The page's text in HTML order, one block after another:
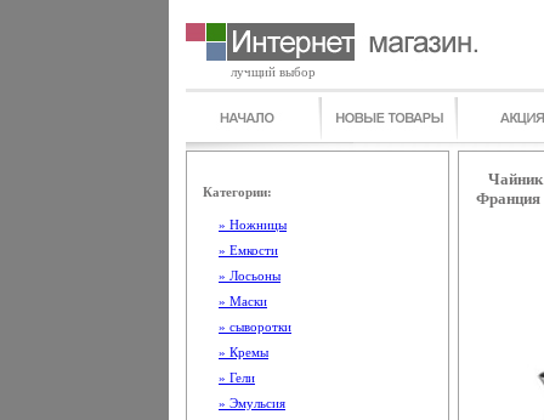
лучщий выбор
Категории:
» Ножницы
» Емкости
» Лосьоны
» Маски
» сыворотки
» Кремы
» Гели
» Эмульсия
Франция